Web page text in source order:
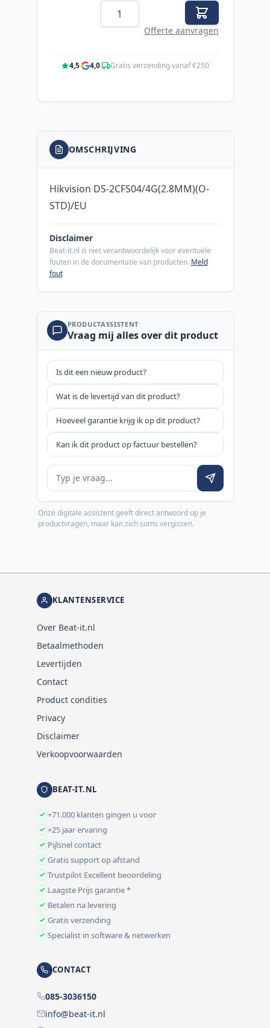
Aantal
Offerte aanvragen
4,5· 4,0· Gratis verzending vanaf €250
OMSCHRIJVING
Hikvision DS-2CFS04/4G(2.8MM)(O-
STD)/EU
Disclaimer
Beat-it.nl is niet verantwoordelijk voor eventuele
fouten in de documentatie van producten. Meld
fout
PRODUCTASSISTENT
Vraag mij alles over dit product
Is dit een nieuw product?
Wat is de levertijd van dit product?
Hoeveel garantie krijg ik op dit product?
Kan ik dit product op factuur bestellen?
Je vraag
Onze digitale assistent geeft direct antwoord op je
productvragen, maar kan zich soms vergissen.
KLANTENSERVICE
Over Beat-it.nl
Betaalmethoden
Levertijden
Contact
Product condities
Privacy
Disclaimer
Verkoopvoorwaarden
BEAT-IT.NL
+71.000 klanten gingen u voor
+25 jaar ervaring
Pijlsnel contact
Gratis support op afstand
Trustpilot Excellent beoordeling
Laagste Prijs garantie *
Betalen na levering
Gratis verzending
Specialist in software & netwerken
CONTACT
085-3036150
info@beat-it.nl